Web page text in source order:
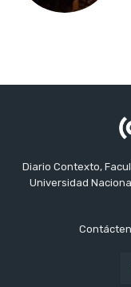
Diario Contexto,
Universidad